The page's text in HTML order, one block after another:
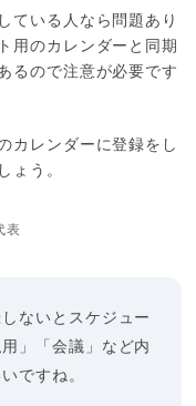
ている人なら問題あり
用のカレンダーと同期
るので注意が必要です
カレンダーに登録をし
ょう。
表
ないとスケジュー
」「会議」など内
ですね。